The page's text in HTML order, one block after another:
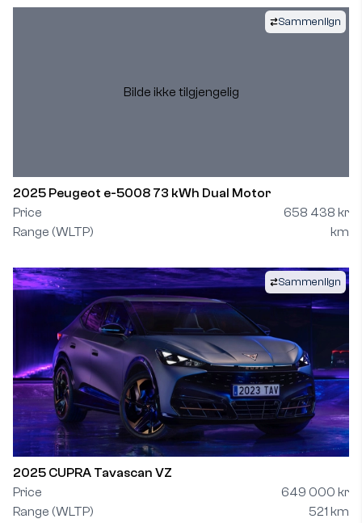
Sammenlign
Bilde ikke tilgjengelig
2025 Peugeot e-5008 73 kWh Dual Motor
Price
658 438 kr
Range (WLTP)
km
Sammenlign
2025 CUPRA Tavascan VZ
Price
649 000 kr
Range (WLTP)
521 km